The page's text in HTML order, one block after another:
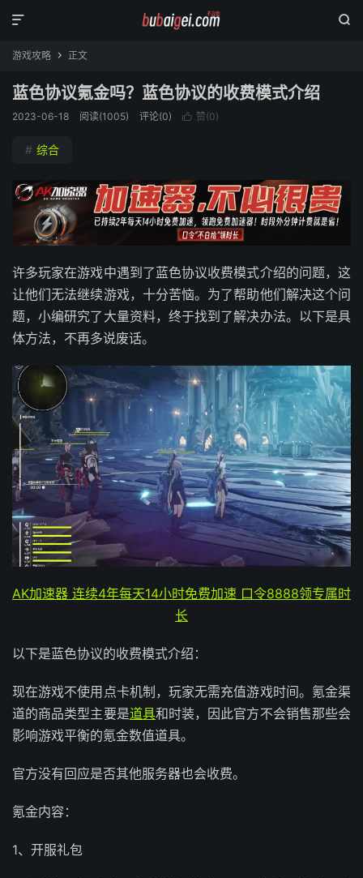


游戏攻略  正文
蓝色协议氪金吗？蓝色协议的收费模式介绍
2023-06-18 阅读(1005) 评论(0)  赞(0)
# 综合
许多玩家在游戏中遇到了蓝色协议收费模式介绍的问题，这
让他们无法继续游戏，十分苦恼。为了帮助他们解决这个问
题，小编研究了大量资料，终于找到了解决办法。以下是具
体方法，不再多说废话。
AK加速器 连续4年每天14小时免费加速 口令8888领专属时
长
以下是蓝色协议的收费模式介绍：
现在游戏不使用点卡机制，玩家无需充值游戏时间。氪金渠
道的商品类型主要是道具和时装，因此官方不会销售那些会
影响游戏平衡的氪金数值道具。
官方没有回应是否其他服务器也会收费。
氪金内容：
1、开服礼包